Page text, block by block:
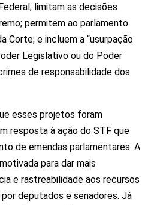
limitam as decisões
permitem ao parlamento
Corte; e incluem a “usurpação
Legislativo ou do Poder
de responsabilidade dos
esses projetos foram
resposta à ação do STF que
de emendas parlamentares. A
para dar mais
e rastreabilidade aos recursos
deputados e senadores. Já